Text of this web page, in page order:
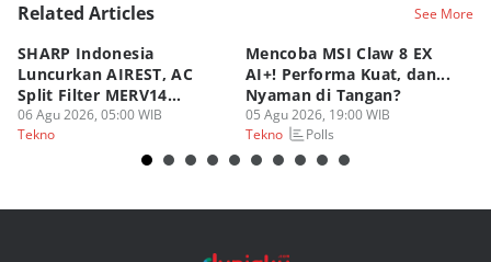
Related Articles See More
SHARP Indonesia
Luncurkan AIREST, AC
Split Filter MERV14
Perdana!
06 Agu 2026, 05:00 WIB
Tekno
Mencoba MSI Claw 8 EX
AI+! Performa Kuat, dan...
Nyaman di Tangan?
05 Agu 2026, 19:00 WIB
Tekno
Polls